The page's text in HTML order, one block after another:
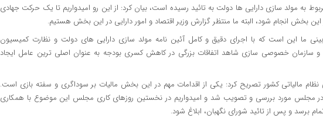
به مولد سازی دارایی ها دولت به تائید رسیده است، بیان کرد: از این رو امیدواریم تا یک حرکت جهادی
بخش انجام شود، البته ما منتظر گزارش وزیر اقتصاد و امور دارایی در این بخش هستیم.
ما این است که با اجرای دقیق و کامل آئین نامه مولد سازی دارایی های دولت و نظارت کمیسیون
و سازمان خصوصی سازی شاهد اتفاقات بزرگی در کاهش کسری بودجه به عنوان اصلی ترین عامل ایجاد
مالیاتی کشور تصریح کرد: یکی از اقدامات مهم در این بخش مالیات بر سوداگری و سفته بازی است.
ماده ۱۰ این طرح در مجلس مورد بررسی و تصویب شد و امیدواریم در نخستین روزهای کاری مجلس این موضوع با همکاری
برسد و پس از تائید شورای نگهبان، ابلاغ شود.